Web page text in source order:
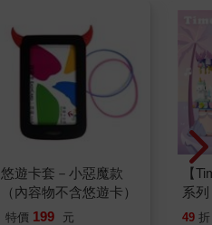
悠遊卡套－小惡魔款
（內容物不含悠遊卡）
特價 199 元
【
系
禮物
49 折